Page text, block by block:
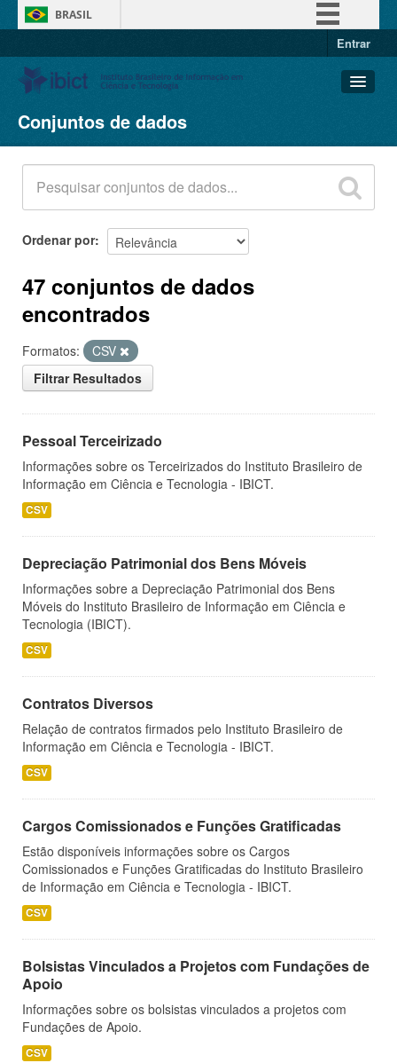
BRASIL
Entrar
Conjuntos de dados
Organizações
Grupos
Sobre
Conjuntos de dados
Ordenar por
47 conjuntos de dados
encontrados
Formatos:
CSV
Filtrar Resultados
Pessoal Terceirizado
Informações sobre os Terceirizados do Instituto Brasileiro de
Informação em Ciência e Tecnologia - IBICT.
CSV
Depreciação Patrimonial dos Bens Móveis
Informações sobre a Depreciação Patrimonial dos Bens
Móveis do Instituto Brasileiro de Informação em Ciência e
Tecnologia (IBICT).
CSV
Contratos Diversos
Relação de contratos firmados pelo Instituto Brasileiro de
Informação em Ciência e Tecnologia - IBICT.
CSV
Cargos Comissionados e Funções Gratificadas
Estão disponíveis informações sobre os Cargos
Comissionados e Funções Gratificadas do Instituto Brasileiro
de Informação em Ciência e Tecnologia - IBICT.
CSV
Bolsistas Vinculados a Projetos com Fundações de
Apoio
Informações sobre os bolsistas vinculados a projetos com
Fundações de Apoio.
CSV